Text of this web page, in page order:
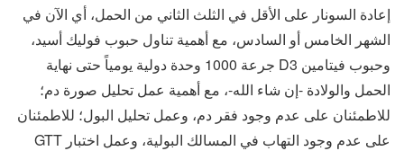
إعادة السونار على الأقل في الثلث الثاني من الحمل، أي الآن في
الشهر الخامس أو السادس، مع أهمية تناول حبوب فوليك أسيد،
وحبوب فيتامين D3 جرعة 1000 وحدة دولية يومياً حتى نهاية
الحمل والولادة -إن شاء الله-، مع أهمية عمل تحليل صورة دم؛
للاطمئنان على عدم وجود فقر دم، وعمل تحليل البول؛ للاطمئنان
على عدم وجود التهاب في المسالك البولية، وعمل اختبار GTT